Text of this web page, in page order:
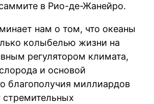
в Рио-де-Жанейро.
нам о том, что океаны
колыбелью жизни на
регулятором климата,
и основой
благополучия миллиардов